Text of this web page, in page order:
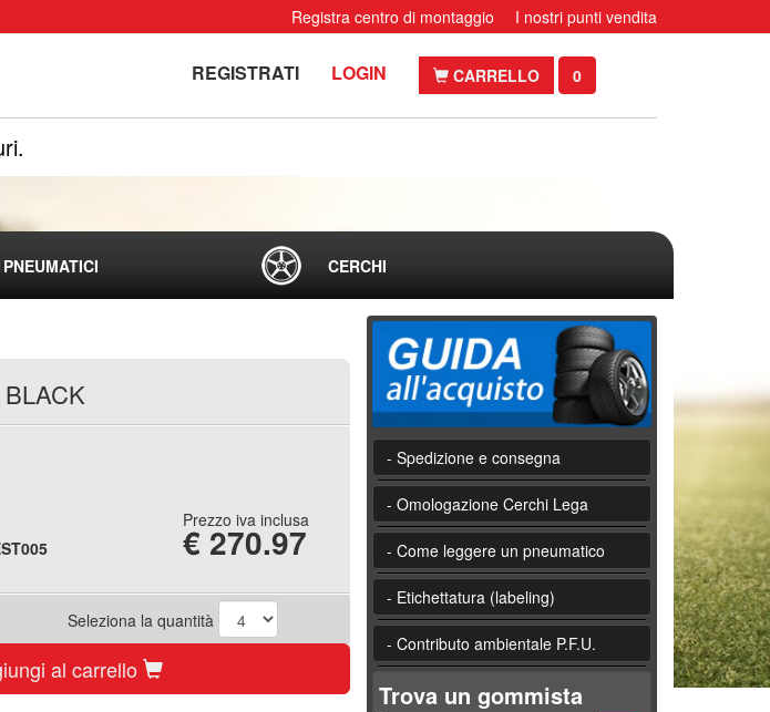
Registra centro di montaggio I nostri punti vendita
REGISTRATI LOGIN CARRELLO 0
CERCHI
Prezzo iva inclusa
€ 270.97
Seleziona la quantità
al carrello
- Spedizione e consegna
- Omologazione Cerchi Lega
- Come leggere un pneumatico
- Etichettatura (labeling)
- Contributo ambientale P.F.U.
Trova un gommista